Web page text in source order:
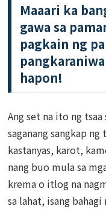
Maaari ka
gawa sa
pagkain ng
hapon!
Ang set na ito ng
saganang sangkap
kastanyas, karot,
nang buo mula sa
krema o itlog na
sa lahat, isang